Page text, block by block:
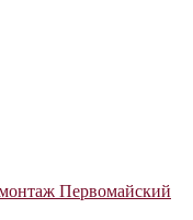
Первомайский